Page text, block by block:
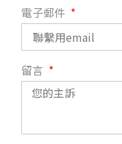
電子郵件
留言